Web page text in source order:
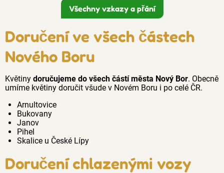
Všechny vzkazy a přání
Doručení ve všech částech
Nového Boru
Květiny doručujeme do všech částí města Nový Bor. Obecně
umíme květiny doručit všude v Novém Boru i po celé ČR.
Arnultovice
Bukovany
Janov
Pihel
Skalice u České Lípy
Doručení chlazenými vozy